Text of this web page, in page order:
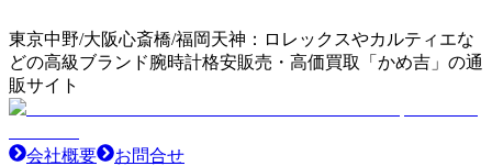
東京中野/大阪心斎橋/福岡天神：ロレックスやカルティエな
どの高級ブランド腕時計格安販売・高価買取「かめ吉」の通
販サイト
会社概要
お問合せ